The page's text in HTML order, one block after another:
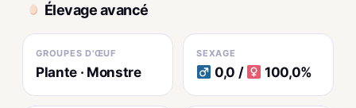
Élevage avancé
GROUPES D'ŒUF
Plante · Monstre
SEXAGE
0,0 / 100,0%